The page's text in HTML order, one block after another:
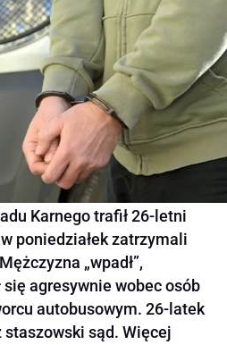
Karnego trafił 26-letni
poniedziałek zatrzymali
„wpadł”,
się agresywnie wobec osób
autobusowym. 26-latek
staszowski sąd. Więcej